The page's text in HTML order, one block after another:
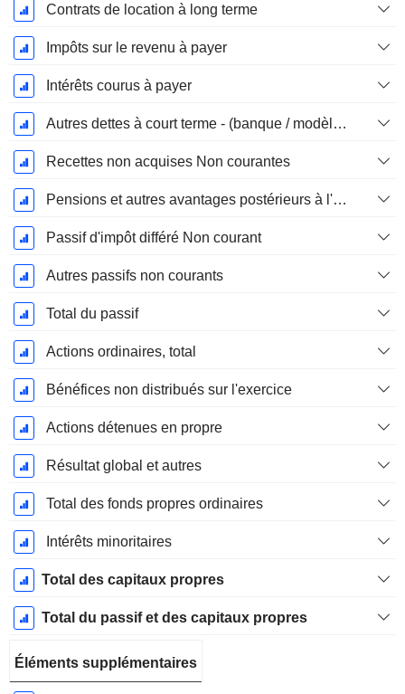
Contrats de location à long terme
Impôts sur le revenu à payer
Intérêts courus à payer
Autres dettes à court terme - (banque / modèle de service public)
Recettes non acquises Non courantes
Pensions et autres avantages postérieurs à l'emploi
Passif d'impôt différé Non courant
Autres passifs non courants
Total du passif
Actions ordinaires, total
Bénéfices non distribués sur l'exercice
Actions détenues en propre
Résultat global et autres
Total des fonds propres ordinaires
Intérêts minoritaires
Total des capitaux propres
Total du passif et des capitaux propres
Éléments supplémentaires